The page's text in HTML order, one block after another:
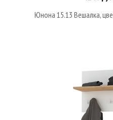
Юнона 15.13 Вешалка,